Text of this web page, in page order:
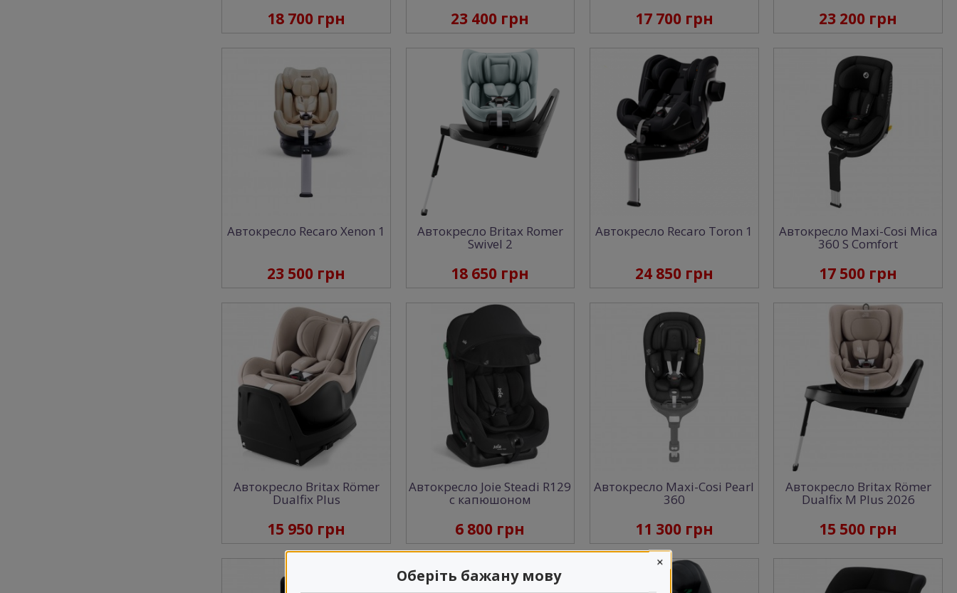
18 700 грн 23 400 грн 17 700 грн 23 200 грн
Автокресло Recaro Xenon 1
23 500 грн
Автокресло Britax Rоmer
Swivel 2
18 650 грн
Автокресло Recaro Toron 1
24 850 грн
Автокресло Maxi-Cosi Mica
360 S Comfort
17 500 грн
Автокресло Britax Römer
Dualfix Plus
15 950 грн
Автокресло Joie Steadi R129
с капюшоном
6 800 грн
Автокресло Maxi-Cosi Pearl
360
11 300 грн
Автокресло Britax Römer
Dualfix M Plus 2026
15 500 грн
Оберіть бажану мову
×